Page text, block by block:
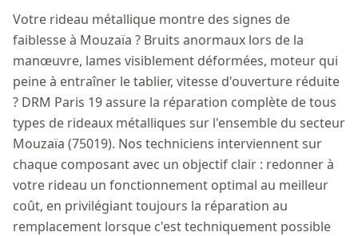
Votre rideau métallique montre des signes de
faiblesse à Mouzaïa ? Bruits anormaux lors de la
manœuvre, lames visiblement déformées, moteur qui
peine à entraîner le tablier, vitesse d'ouverture réduite
? DRM Paris 19 assure la réparation complète de tous
types de rideaux métalliques sur l'ensemble du secteur
Mouzaïa (75019). Nos techniciens interviennent sur
chaque composant avec un objectif clair : redonner à
votre rideau un fonctionnement optimal au meilleur
coût, en privilégiant toujours la réparation au
remplacement lorsque c'est techniquement possible